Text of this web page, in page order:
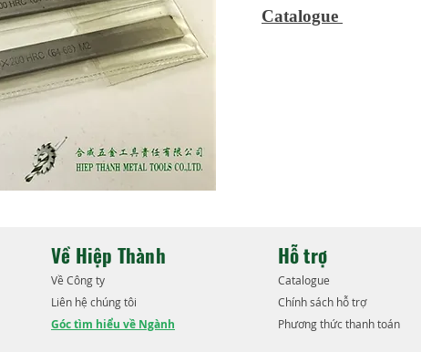
Catalogue
Về Hiệp Thành
​Về Công ty
Liên hệ chúng tôi
Góc tìm hiểu về Ngành
Hỗ trợ
​Catalogue
​Chính sách hỗ trợ
Phương thức thanh toán